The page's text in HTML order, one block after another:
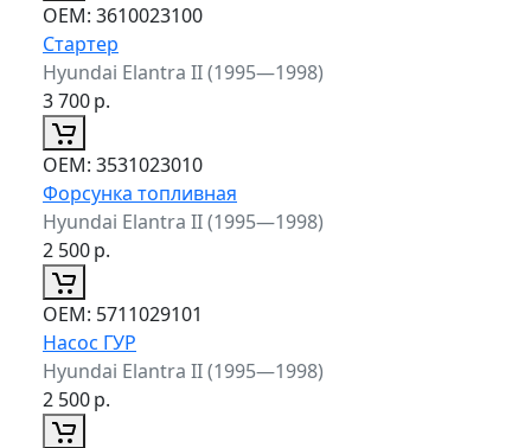
ОЕМ: 3610023100
Стартер
Hyundai Elantra II (1995—1998)
3 700р.
ОЕМ: 3531023010
Форсунка топливная
Hyundai Elantra II (1995—1998)
2 500р.
ОЕМ: 5711029101
Насос ГУР
Hyundai Elantra II (1995—1998)
2 500р.